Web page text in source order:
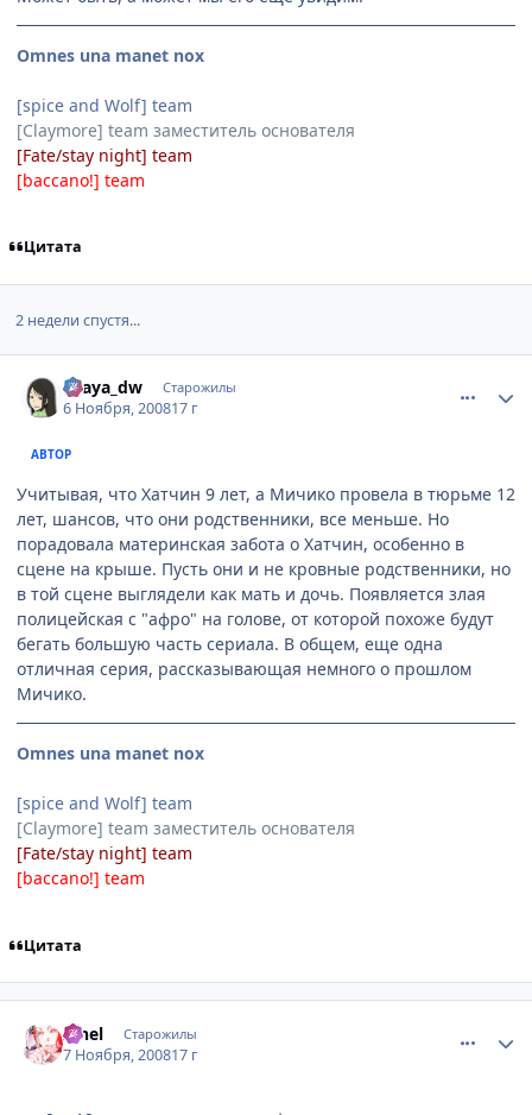
Omnes una manet nox
[spice and Wolf] team
[Claymore] team заместитель основателя
[Fate/stay night] team
[baccano!] team
Цитата
2 недели спустя...
Ellaya_dw Старожилы
6 Ноября, 200817 г
АВТОР
Учитывая, что Хатчин 9 лет, а Мичико провела в тюрьме 12
лет, шансов, что они родственники, все меньше. Но
порадовала материнская забота о Хатчин, особенно в
сцене на крыше. Пусть они и не кровные родственники, но
в той сцене выглядели как мать и дочь. Появляется злая
полицейская с "афро" на голове, от которой похоже будут
бегать большую часть сериала. В общем, еще одна
отличная серия, рассказывающая немного о прошлом
Мичико.
Omnes una manet nox
[spice and Wolf] team
[Claymore] team заместитель основателя
[Fate/stay night] team
[baccano!] team
Цитата
Iahel Старожилы
7 Ноября, 200817 г